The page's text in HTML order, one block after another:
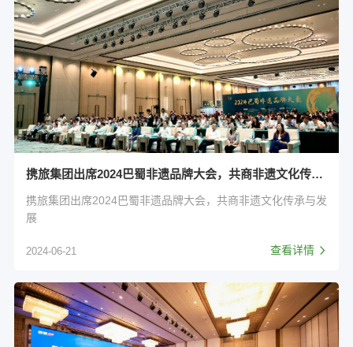
携旅集团出席2024巴蜀非遗品牌大会，共商非遗文化传承与发展
携旅集团出席2024巴蜀非遗品牌大会，共商非遗文化传承与发
展
2024-06-21 查看详情